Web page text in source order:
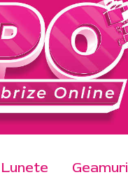
Lunete Geamuri